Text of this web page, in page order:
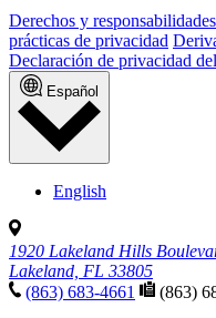
Derechos y
prácticas de privacidad
Declaración de privacidad
Español
English
1920 Lakeland Hills
Lakeland, FL 33805
(863) 683-4661
(863)